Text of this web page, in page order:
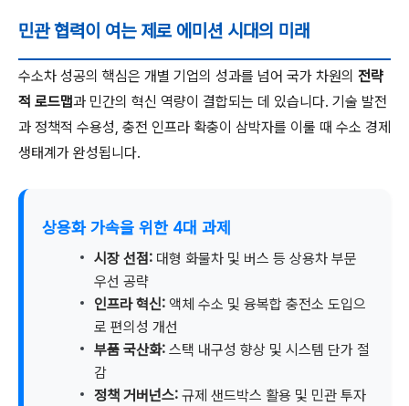
민관 협력이 여는 제로 에미션 시대의 미래
수소차 성공의 핵심은 개별 기업의 성과를 넘어 국가 차원의 전략
적 로드맵과 민간의 혁신 역량이 결합되는 데 있습니다. 기술 발전
과 정책적 수용성, 충전 인프라 확충이 삼박자를 이룰 때 수소 경제
생태계가 완성됩니다.
상용화 가속을 위한 4대 과제
시장 선점: 대형 화물차 및 버스 등 상용차 부문
우선 공략
인프라 혁신: 액체 수소 및 융복합 충전소 도입으
로 편의성 개선
부품 국산화: 스택 내구성 향상 및 시스템 단가 절
감
정책 거버넌스: 규제 샌드박스 활용 및 민관 투자